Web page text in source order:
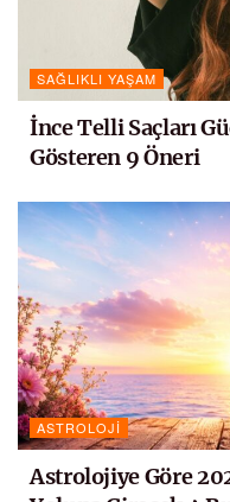
SAĞLIKLI YAŞAM
İnce Telli Saçları
Gösteren 9 Öneri
ASTROLOJI
Astrolojiye Göre